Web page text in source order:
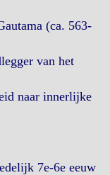
(ca. 563-
van het
naar innerlijke
7e-6e eeuw